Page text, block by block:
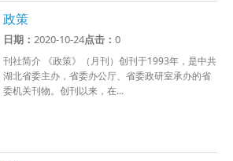
政策
日期：2020-10-24点击：0
刊社简介 《政策》（月刊）创刊于1993年，是中共
湖北省委主办，省委办公厅、省委政研室承办的省
委机关刊物。创刊以来，在...